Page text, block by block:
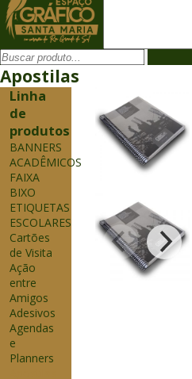
Apostilas
Linha
de
produtos
BANNERS
ACADÊMICOS
FAIXA
BIXO
ETIQUETAS
ESCOLARES
Cartões
de Visita
Ação
entre
Amigos
Adesivos
Agendas
e
Planners